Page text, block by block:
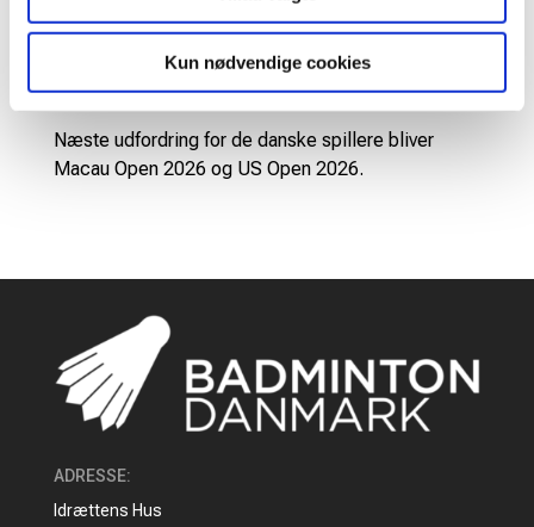
Kun nødvendige cookies
perioden fra Thomas & Uber Cup og frem til nu har
været rigtigt positiv og vist, at dansk badminton
stadig kan konkurrere på allerhøjeste internationale
niveau,” siger elite- og sportschef Jens Meibom.
Næste udfordring for de danske spillere bliver
Macau Open 2026 og US Open 2026.
ADRESSE:
Idrættens Hus